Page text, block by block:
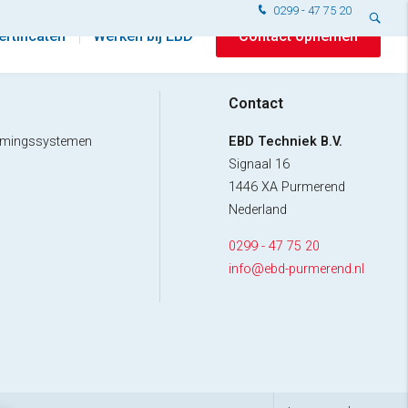
0299 - 47 75 20
Werken bij EBD Contact opnemen
Contact
EBD Techniek B.V.
Signaal 16
1446 XA Purmerend
Nederland
0299 - 47 75 20
info@ebd-purmerend.nl